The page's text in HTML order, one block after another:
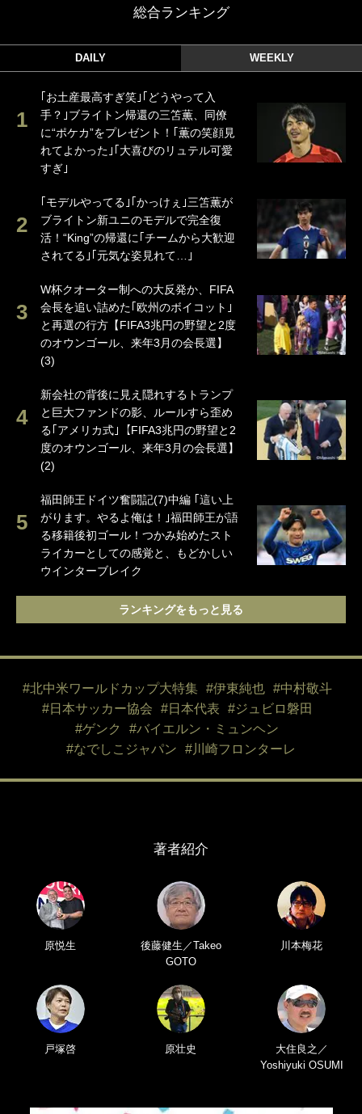
総合ランキング
DAILY WEEKLY
｢お土産最高すぎ笑｣｢どうやって入
手？｣ブライトン帰還の三笘薫、同僚
に“ポケカ”をプレゼント！｢薫の笑顔見
れてよかった｣｢大喜びのリュテル可愛
すぎ｣
｢モデルやってる｣｢かっけぇ｣三笘薫が
ブライトン新ユニのモデルで完全復
活！“King”の帰還に｢チームから大歓迎
されてる｣｢元気な姿見れて…｣
W杯クオーター制への大反発か、FIFA
会長を追い詰めた｢欧州のボイコット｣
と再選の行方【FIFA3兆円の野望と2度
のオウンゴール、来年3月の会長選】
(3)
新会社の背後に見え隠れするトランプ
と巨大ファンドの影、ルールすら歪め
る｢アメリカ式｣【FIFA3兆円の野望と2
度のオウンゴール、来年3月の会長選】
(2)
福田師王ドイツ奮闘記(7)中編 ｢這い上
がります。やるよ俺は！｣福田師王が語
る移籍後初ゴール！つかみ始めたスト
ライカーとしての感覚と、もどかしい
ウインターブレイク
ランキングをもっと見る
#北中米ワールドカップ大特集 #伊東純也
#中村敬斗
#日本サッカー協会
#日本代表
#ジュビロ磐田
#ゲンク
#バイエルン・ミュンヘン
#なでしこジャパン
#川崎フロンターレ
著者紹介
原悦生
後藤健生／Takeo
GOTO
川本梅花
戸塚啓 原壮史
大住良之／
Yoshiyuki OSUMI